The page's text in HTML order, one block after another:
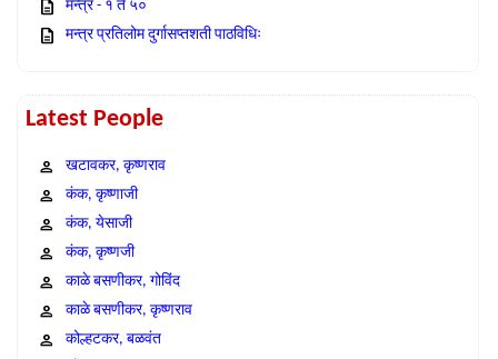
मन्त्र - १ ते ५०
मन्त्र प्रतिलोम दुर्गासप्तशती पाठविधिः
Latest People
खटावकर, कृष्णराव
कंक, कृष्णाजी
कंक, येसाजी
कंक, कृष्णजी
काळे बसणीकर, गोविंद
काळे बसणीकर, कृष्णराव
कोल्हटकर, बळवंत